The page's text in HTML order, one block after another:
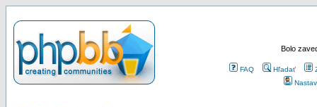
Bolo
FAQ Hľadať